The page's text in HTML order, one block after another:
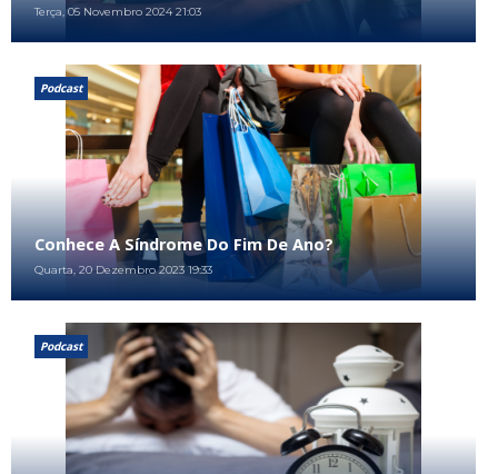
Terça, 05 Novembro 2024 21:03
Podcast
Conhece A Síndrome Do Fim De Ano?
Quarta, 20 Dezembro 2023 19:33
Podcast